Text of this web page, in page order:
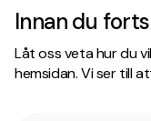
Innan du
Låt oss veta hur du
hemsidan. Vi ser till
Designskiss
Fri offert